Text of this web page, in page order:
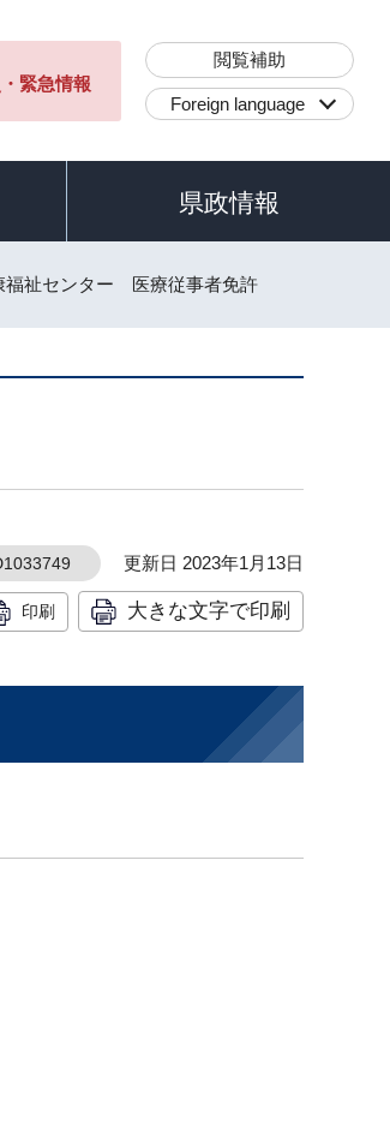
緊急情報
閲覧補助
Foreign language
県政情報
福祉センター 医療従事者免許
更新日 2023年1月13日
印刷 大きな文字で印刷